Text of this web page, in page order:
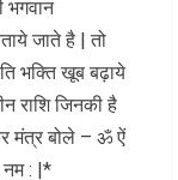
भगवान
जाते है | तो
भक्ति खूब बढ़ाये
राशि जिनकी है
मंत्र बोले – ॐ ऐं
नम : |*